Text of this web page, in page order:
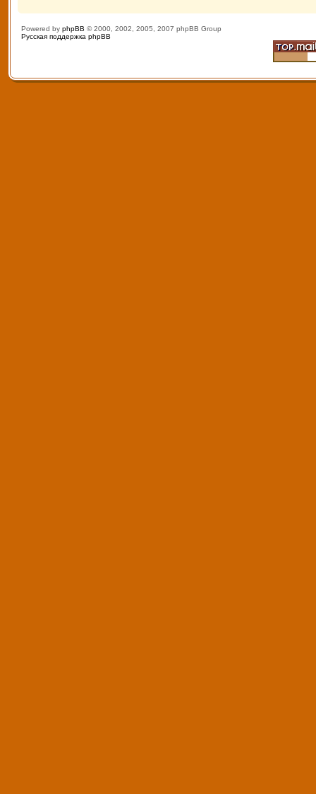
Powered by phpBB © 2000, 2002, 2005, 2007 phpBB Group
Русская поддержка phpBB